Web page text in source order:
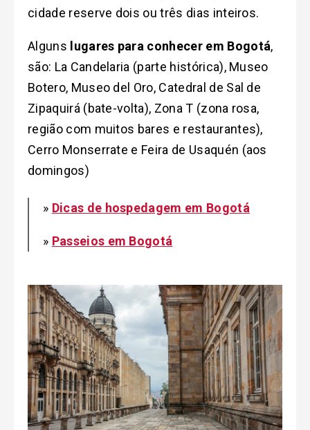
cidade reserve dois ou três dias inteiros.
Alguns lugares para conhecer em Bogotá,
são: La Candelaria (parte histórica), Museo
Botero, Museo del Oro, Catedral de Sal de
Zipaquirá (bate-volta), Zona T (zona rosa,
região com muitos bares e restaurantes),
Cerro Monserrate e Feira de Usaquén (aos
domingos)
» Dicas de hospedagem em Bogotá
» Passeios em Bogotá